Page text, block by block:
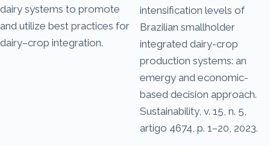
dairy systems to promote
and utilize best practices for
dairy–crop integration.
intensification levels of
Brazilian smallholder
integrated dairy-crop
production systems: an
emergy and economic-
based decision approach.
Sustainability, v. 15, n. 5,
artigo 4674, p. 1–20, 2023.